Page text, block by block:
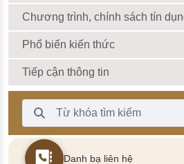
Chương trình, chính sách tín
Phổ biến kiến thức
Tiếp cận thông tin
Thanh Tìm kiếm
Danh bạ liên hệ